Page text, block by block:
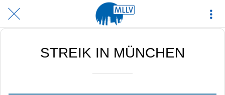
STREIK IN MÜNCHEN